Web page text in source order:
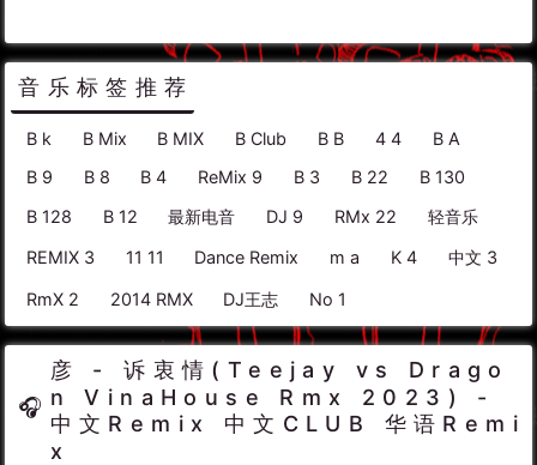
音乐标签推荐
B k B Mix B MIX B Club B B 4 4
B A
B 9
B 8 B 4 ReMix 9 B 3 B 22
B 130
B 128
B 12 最新电音 DJ 9 RMx 22 轻音乐
REMIX 3 11 11 Dance Remix m a K 4 中文 3
RmX 2 2014 RMX DJ王志 No 1
彦 - 诉衷情(Teejay vs Drago
n VinaHouse Rmx 2023) -
中文Remix 中文CLUB 华语Remi
x